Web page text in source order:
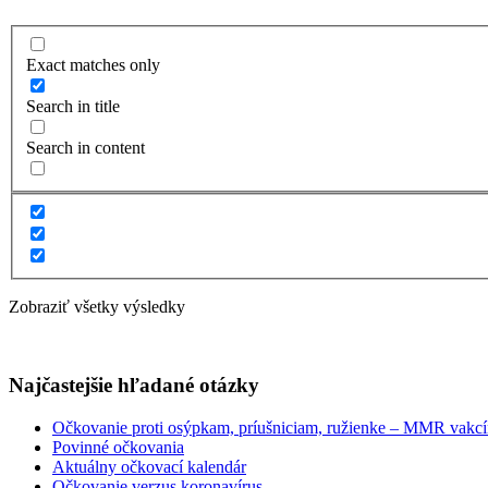
Exact matches only
Search in title
Search in content
Zobraziť všetky výsledky
Najčastejšie hľadané otázky
Očkovanie proti osýpkam, príušniciam, ružienke – MMR
Povinné očkovania
Aktuálny očkovací kalendár